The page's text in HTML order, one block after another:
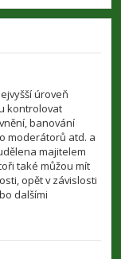
úroveň
kontrolovat
banování
moderátorů atd. a
majitelem
také můžou mít
opět v závislosti
dalšími